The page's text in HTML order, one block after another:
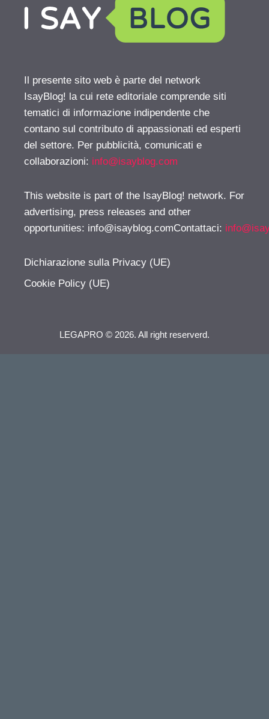
Il presente sito web è parte del network
IsayBlog! la cui rete editoriale comprende siti
tematici di informazione indipendente che
contano sul contributo di appassionati ed esperti
del settore. Per pubblicità, comunicati e
collaborazioni: info@isayblog.com
This website is part of the IsayBlog! network. For
advertising, press releases and other
opportunities: info@isayblog.comContattaci:
Dichiarazione sulla Privacy (UE)
Cookie Policy (UE)
LEGAPRO © 2026. All right reserverd.